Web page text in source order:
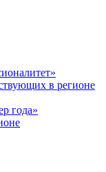
в регионе
года»